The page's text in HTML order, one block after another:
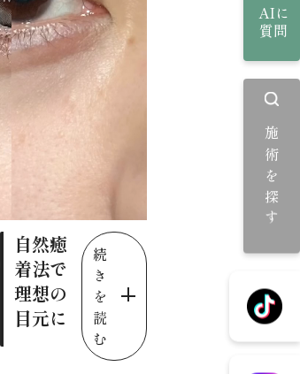
自然癒
着法で
理想の
目元に
続
き
を
読
む
AIに
質問
施術を探す